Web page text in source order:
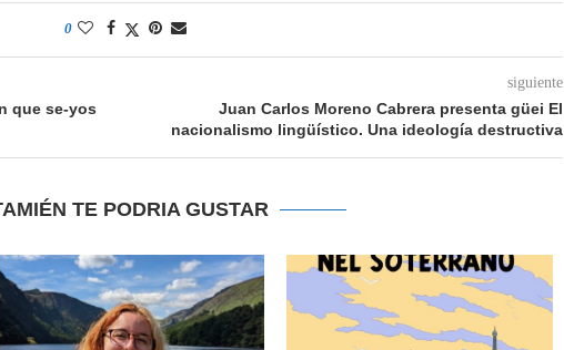
0
que se-yos
siguiente
Juan Carlos Moreno Cabrera presenta güei El
nacionalismo lingüístico. Una ideología destructiva
TE PODRIA GUSTAR